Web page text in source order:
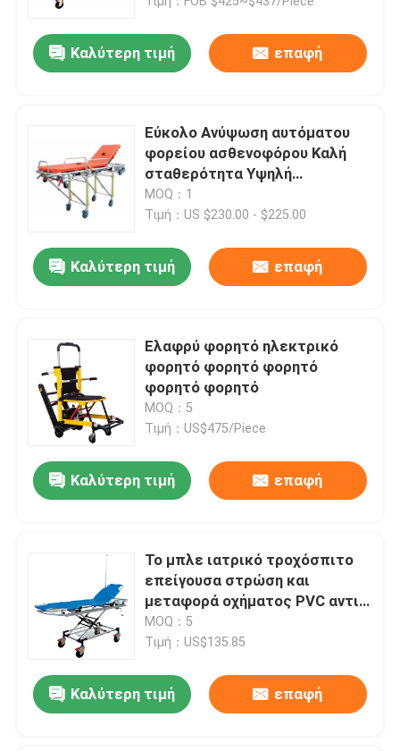
Καλύτερη τιμή επαφή
Εύκολο Ανύψωση αυτόματου
φορείου ασθενοφόρου Καλή
σταθερότητα Υψηλή
κινητικότητα
MOQ：1
Τιμή：US $230.00 - $225.00
Καλύτερη τιμή επαφή
Ελαφρύ φορητό ηλεκτρικό
φορητό φορητό φορητό
φορητό φορητό
MOQ：5
Τιμή：US$475/Piece
Καλύτερη τιμή επαφή
Το μπλε ιατρικό τροχόσπιτο
επείγουσα στρώση και
μεταφορά οχήματος PVC αντι-
βρώμωση επιφάνεια
MOQ：5
Τιμή：US$135.85
Καλύτερη τιμή επαφή